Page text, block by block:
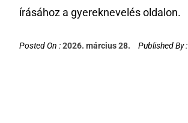
írásához a gyereknevelés oldalon.
Posted On :2026. március 28. Published By :